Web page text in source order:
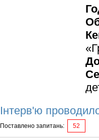
Інтерв'ю
Поставлено запитань: 52